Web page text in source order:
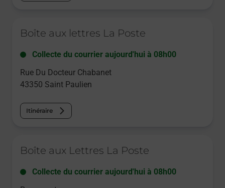
Boîte aux lettres La Poste
Collecte du courrier aujourd'hui à 08h00
Rue Du Docteur Chabanet
43350 Saint Paulien
Itinéraire
Boîte aux Lettres La Poste
Collecte du courrier aujourd'hui à 08h00